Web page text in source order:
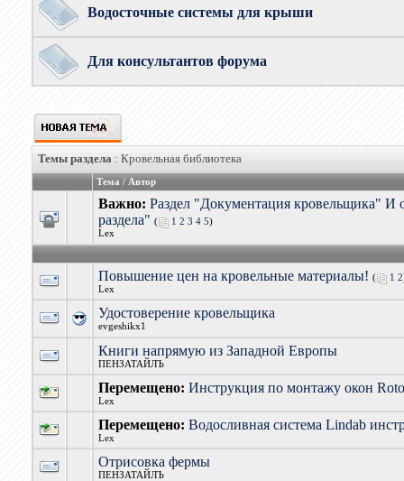
Водосточные системы для крыши
Для консультантов форума
Темы раздела: Кровельная библиотека
Тема / Автор
Важно: Раздел "Документация кровельщика" И
раздела" ( 1 2 3 4 5)
Lex
Повышение цен на кровельные материалы! ( 1 2
Lex
Удостоверение кровельщика
evgeshikx1
Книги напрямую из Западной Европы
ПЕНЗАТАЙЛЪ
Перемещено: Инструкция по монтажу окон Roto
Lex
Перемещено: Водосливная система Lindab
Lex
Отрисовка фермы
ПЕНЗАТАЙЛЪ